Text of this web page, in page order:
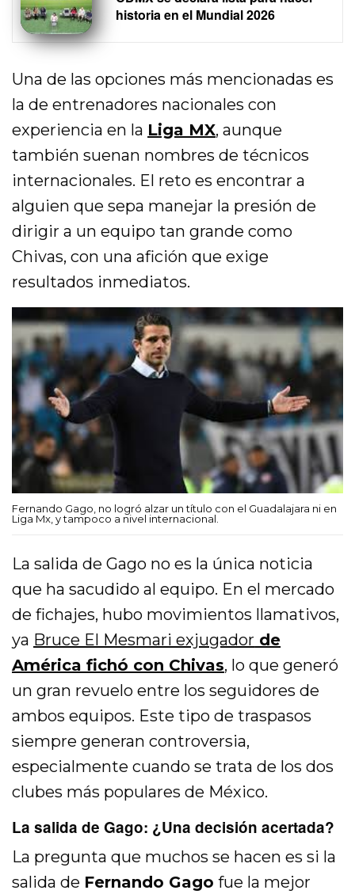
historia en el Mundial 2026
Una de las opciones más mencionadas es
la de entrenadores nacionales con
experiencia en la Liga MX, aunque
también suenan nombres de técnicos
internacionales. El reto es encontrar a
alguien que sepa manejar la presión de
dirigir a un equipo tan grande como
Chivas, con una afición que exige
resultados inmediatos.
Fernando Gago, no logró alzar un título con el Guadalajara ni en
Liga Mx, y tampoco a nivel internacional.
La salida de Gago no es la única noticia
que ha sacudido al equipo. En el mercado
de fichajes, hubo movimientos llamativos,
ya Bruce El Mesmari exjugador de
América fichó con Chivas, lo que generó
un gran revuelo entre los seguidores de
ambos equipos. Este tipo de traspasos
siempre generan controversia,
especialmente cuando se trata de los dos
clubes más populares de México.
La salida de Gago: ¿Una decisión acertada?
La pregunta que muchos se hacen es si la
salida de Fernando Gago fue la mejor